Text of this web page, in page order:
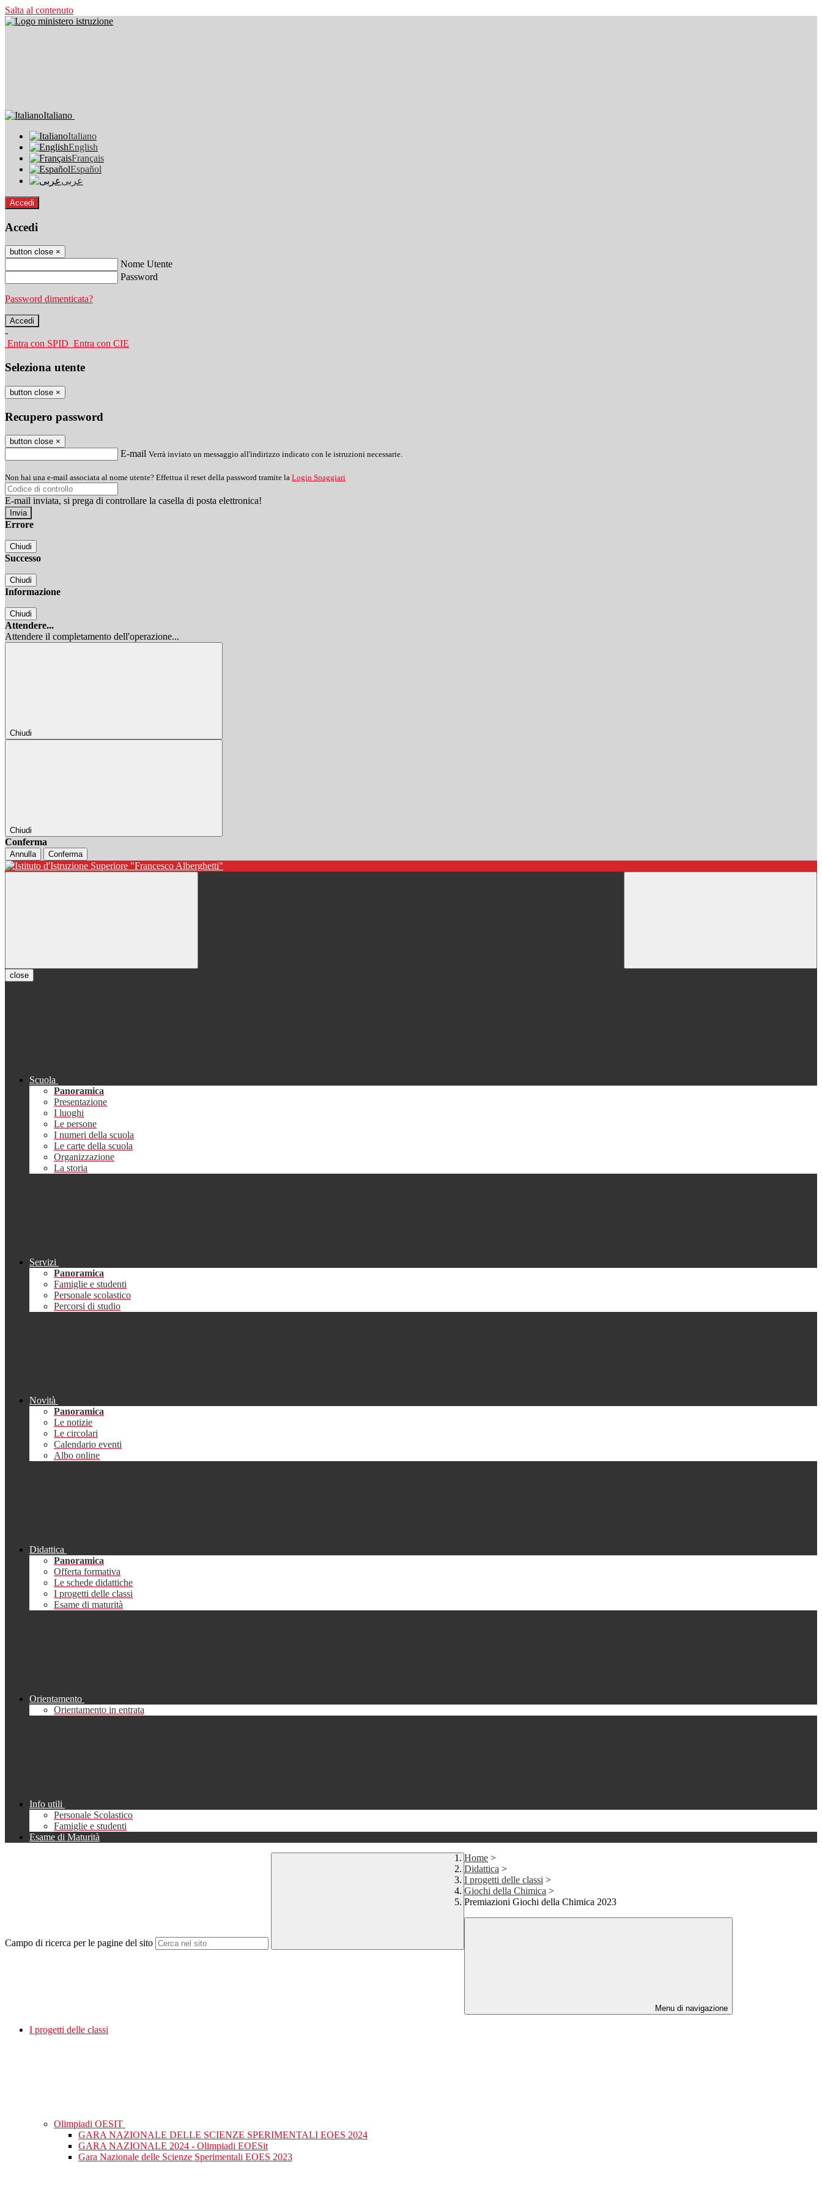
Salta al contenuto
Italiano
Italiano
English
Français
Español
عربى
Accedi
Accedi
button close ×
Nome Utente
Password
Password dimenticata?
-
Entra con SPID Entra con CIE
Seleziona utente
button close ×
Recupero password
button close ×
E-mail Verrà inviato un messaggio all'indirizzo indicato con le istruzioni necessarie.
Non hai una e-mail associata al nome utente? Effettua il reset della password tramite la Login Spaggiari
E-mail inviata, si prega di controllare la casella di posta elettronica!
Errore
Chiudi
Successo
Chiudi
Informazione
Chiudi
Attendere...
Attendere il completamento dell'operazione...
Chiudi
Chiudi
Conferma
Annulla Conferma
close
Scuola
Panoramica
Presentazione
I luoghi
Le persone
I numeri della scuola
Le carte della scuola
Organizzazione
La storia
Servizi
Panoramica
Famiglie e studenti
Personale scolastico
Percorsi di studio
Novità
Panoramica
Le notizie
Le circolari
Calendario eventi
Albo online
Didattica
Panoramica
Offerta formativa
Le schede didattiche
I progetti delle classi
Esame di maturità
Orientamento
Orientamento in entrata
Info utili
Personale Scolastico
Famiglie e studenti
Esame di Maturità
Campo di ricerca per le pagine del sito
Home >
Didattica >
I progetti delle classi >
Giochi della Chimica >
Premiazioni Giochi della Chimica 2023
Menu di navigazione
I progetti delle classi
Olimpiadi OESIT
GARA NAZIONALE DELLE SCIENZE SPERIMENTALI EOES 2024
GARA NAZIONALE 2024 - Olimpiadi EOESit
Gara Nazionale delle Scienze Sperimentali EOES 2023